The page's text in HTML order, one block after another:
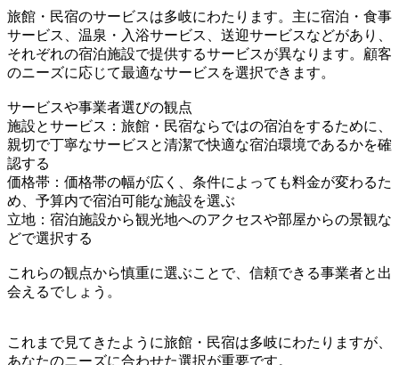
旅館・民宿のサービスは多岐にわたります。主に宿泊・食事
サービス、温泉・入浴サービス、送迎サービスなどがあり、
それぞれの宿泊施設で提供するサービスが異なります。顧客
のニーズに応じて最適なサービスを選択できます。
サービスや事業者選びの観点
施設とサービス：旅館・民宿ならではの宿泊をするために、
親切で丁寧なサービスと清潔で快適な宿泊環境であるかを確
認する
価格帯：価格帯の幅が広く、条件によっても料金が変わるた
め、予算内で宿泊可能な施設を選ぶ
立地：宿泊施設から観光地へのアクセスや部屋からの景観な
どで選択する
これらの観点から慎重に選ぶことで、信頼できる事業者と出
会えるでしょう。
これまで見てきたように旅館・民宿は多岐にわたりますが、
あなたのニーズに合わせた選択が重要です。